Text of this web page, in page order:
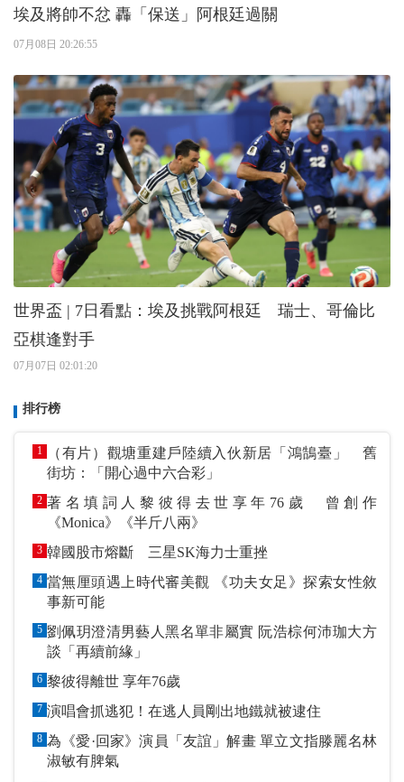
埃及將帥不忿 轟「保送」阿根廷過關
07月08日 20:26:55
世界盃 | 7日看點：埃及挑戰阿根廷 瑞士、哥倫比
亞棋逢對手
07月07日 02:01:20
排行榜
1
（有片）觀塘重建戶陸續入伙新居「鴻鵠臺」 舊
街坊：「開心過中六合彩」
2 著名填詞人黎彼得去世享年76歲 曾創作
《Monica》《半斤八兩》
3 韓國股市熔斷 三星SK海力士重挫
4 當無厘頭遇上時代審美觀 《功夫女足》探索女性敘
事新可能
5 劉佩玥澄清男藝人黑名單非屬實 阮浩棕何沛珈大方
談「再續前緣」
6 黎彼得離世 享年76歲
7 演唱會抓逃犯！在逃人員剛出地鐵就被逮住
8 為《愛·回家》演員「友誼」解畫 單立文指滕麗名林
淑敏有脾氣